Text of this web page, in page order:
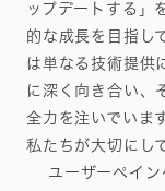
ップデートする」
的な成長を目指し
は単なる技術提供
に深く向き合い、
全力を注いでいま
私たちが大切にし
ユーザーペイ